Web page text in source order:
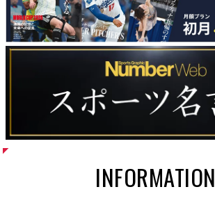
INFORMATION